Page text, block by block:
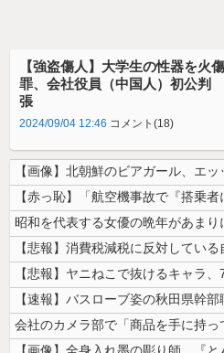
【強盗傷人】大学生の性器を火
罪、会社役員（中国人）初公
張
2024/09/04 12:46 コメント(18)